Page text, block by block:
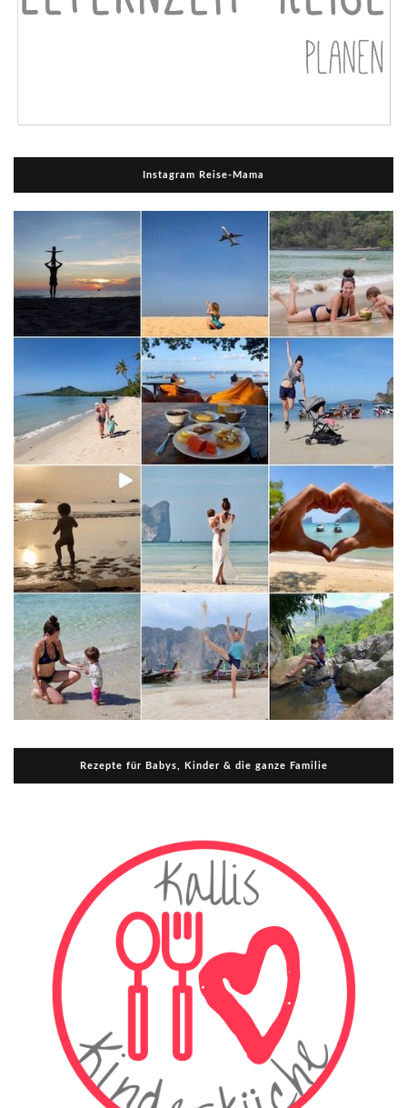
Instagram Reise-Mama
Rezepte für Babys, Kinder & die ganze Familie